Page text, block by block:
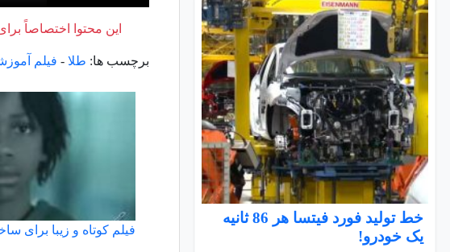
خط تولید فورد فیتسا هر 86 ثانیه
یک خودرو!
این محتوا اختصاصاً
برچسب ها: طلا- فیلم
فیلم کوتاه و زیبا برای